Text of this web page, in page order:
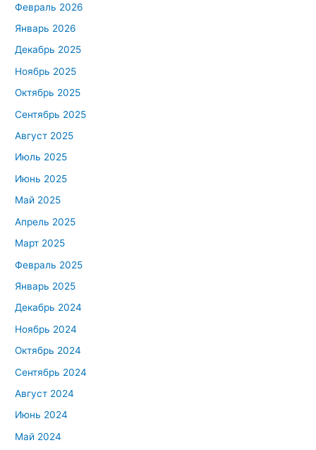
Февраль 2026
Январь 2026
Декабрь 2025
Ноябрь 2025
Октябрь 2025
Сентябрь 2025
Август 2025
Июль 2025
Июнь 2025
Май 2025
Апрель 2025
Март 2025
Февраль 2025
Январь 2025
Декабрь 2024
Ноябрь 2024
Октябрь 2024
Сентябрь 2024
Август 2024
Июнь 2024
Май 2024